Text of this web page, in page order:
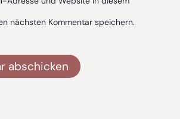
nächsten Kommentar speichern.